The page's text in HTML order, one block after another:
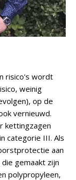
risico's wordt
weinig
op de
vernieuwd.
kettingzagen
categorie III. Als
aan
gemaakt zijn
polypropyleen,